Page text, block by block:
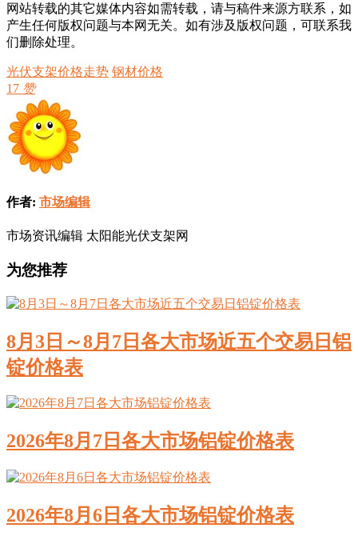
网站转载的其它媒体内容如需转载，请与稿件来源方联系，如
产生任何版权问题与本网无关。如有涉及版权问题，可联系我
们删除处理。
光伏支架价格走势 钢材价格
17 赞
作者: 市场编辑
市场资讯编辑 太阳能光伏支架网
为您推荐
8月3日～8月7日各大市场近五个交易日铝
锭价格表
2026年8月7日各大市场铝锭价格表
2026年8月6日各大市场铝锭价格表